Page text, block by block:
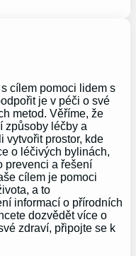
cílem pomoci lidem s
je v péči o své
metod. Věříme, že
způsoby léčby a
vytvořit prostor, kde
o léčivých bylinách,
prevenci a řešení
cílem je pomoci
a to
informací o přírodních
dozvědět více o
zdraví, připojte se k